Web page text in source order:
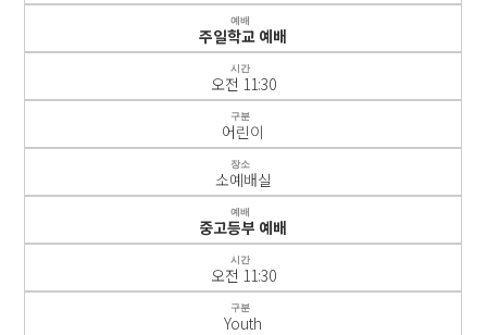
예배
주일학교 예배
시간
오전 11:30
구분
어린이
장소
소예배실
예배
중고등부 예배
시간
오전 11:30
구분
Youth